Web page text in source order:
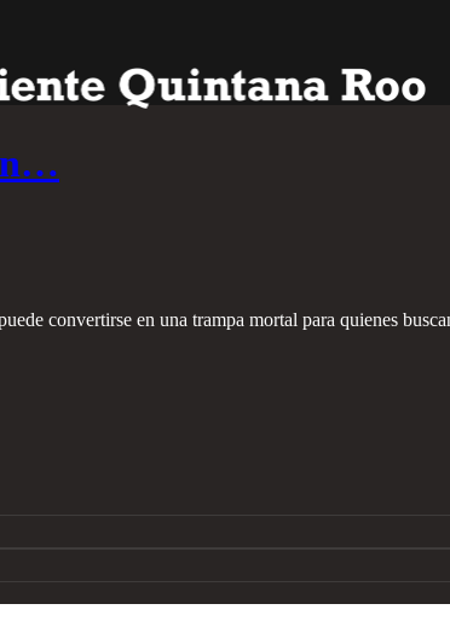
convertirse en una trampa mortal para quienes